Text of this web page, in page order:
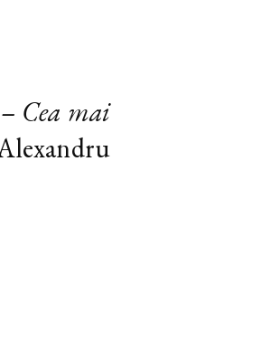
Cea mai